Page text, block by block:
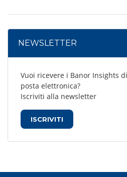
NEWSLETTER
Vuoi ricevere i Banor Insights
posta elettronica?
Iscriviti alla newsletter
ISCRIVITI